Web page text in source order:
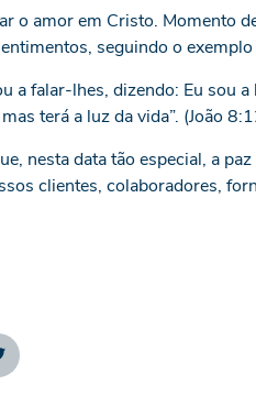
o amor em Cristo. Momento
seguindo o
a falar-lhes, dizendo: Eu sou
terá a luz da vida”. (João
nesta data tão especial, a
clientes, colaboradores,
Twitter